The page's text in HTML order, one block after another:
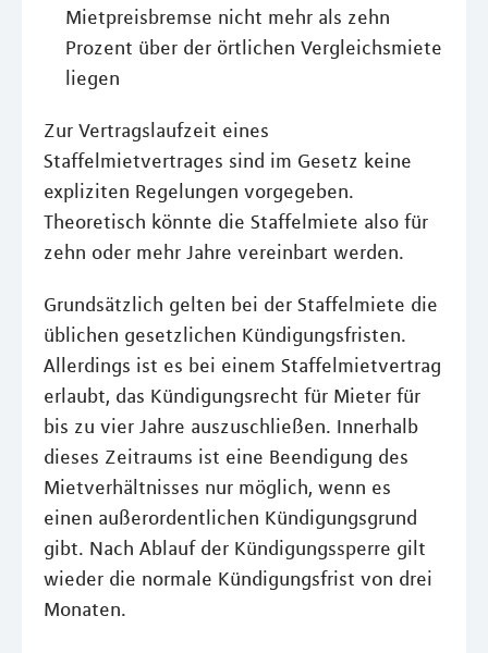
Mietpreisbremse nicht mehr als zehn
Prozent über der örtlichen Vergleichsmiete
liegen
Zur Vertragslaufzeit eines
Staffelmietvertrages sind im Gesetz keine
expliziten Regelungen vorgegeben.
Theoretisch könnte die Staffelmiete also für
zehn oder mehr Jahre vereinbart werden.
Grundsätzlich gelten bei der Staffelmiete die
üblichen gesetzlichen Kündigungsfristen.
Allerdings ist es bei einem Staffelmietvertrag
erlaubt, das Kündigungsrecht für Mieter für
bis zu vier Jahre auszuschließen. Innerhalb
dieses Zeitraums ist eine Beendigung des
Mietverhältnisses nur möglich, wenn es
einen außerordentlichen Kündigungsgrund
gibt. Nach Ablauf der Kündigungssperre gilt
wieder die normale Kündigungsfrist von drei
Monaten.